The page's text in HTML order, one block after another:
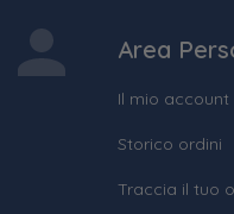
Area
Il mio account
Storico ordini
Traccia il tuo